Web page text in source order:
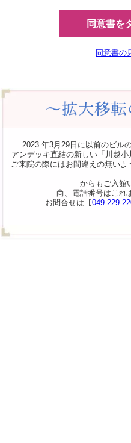
同意書を
同意書の
2023 年3月29日に以前のビル
アンデッキ直結の新しい「川越小
ご来院の際にはお間違えの無い
からもご入館
尚、電話番号はこれ
お問合せは【049-229-